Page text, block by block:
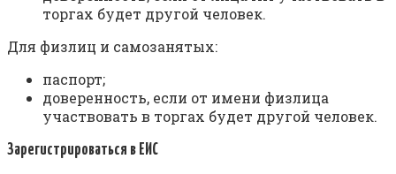
торгах будет другой человек.
Для физлиц и самозанятых:
паспорт;
доверенность, если от имени физлица
участвовать в торгах будет другой человек.
Зарегистрироваться в ЕИС